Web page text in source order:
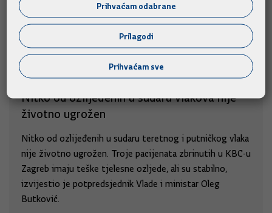
Nitko od ozlijeđenih u sudaru vlakova nije
životno ugrožen
Nitko od ozlijeđenih u sudaru teretnog i putničkog vlaka
nije životno ugrožen. Troje pacijenata zbrinutih u KBC-u
Zagreb imaju teške tjelesne ozljede, ali su stabilno,
izvijestio je potpredsjednik Vlade i ministar Oleg
Butković.
Prihvaćam odabrane
Prilagodi
Prihvaćam sve